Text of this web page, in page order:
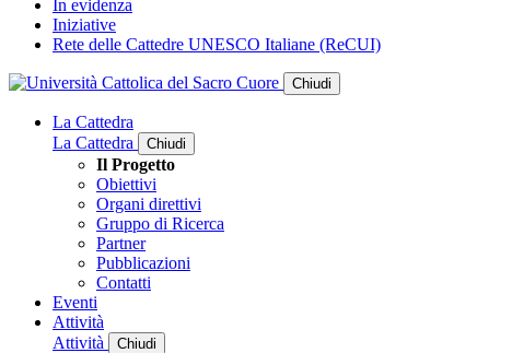
In evidenza
Iniziative
Rete delle Cattedre UNESCO Italiane (ReCUI)
Chiudi
La Cattedra
La Cattedra
Chiudi
Il Progetto
Obiettivi
Organi direttivi
Gruppo di Ricerca
Partner
Pubblicazioni
Contatti
Eventi
Attività
Attività
Chiudi